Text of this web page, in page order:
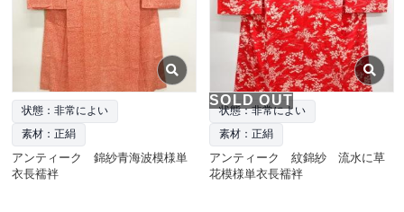
状態：非常によい
素材：正絹
アンティーク 錦紗青海波模様単
衣長襦袢
SOLD OUT
状態：非常によい
素材：正絹
アンティーク 紋錦紗 流水に草
花模様単衣長襦袢